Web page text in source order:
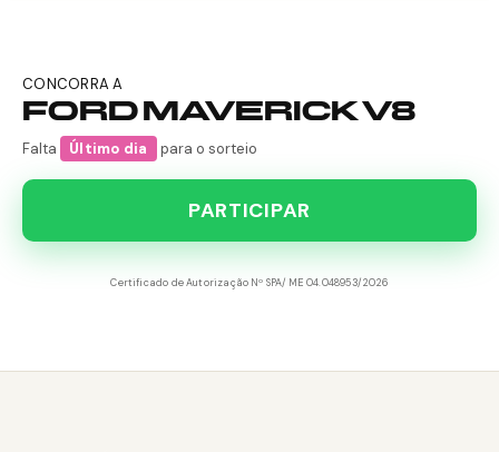
CONCORRA A
FORD MAVERICK V8
Falta Último dia para o sorteio
PARTICIPAR
Certificado de Autorização Nº SPA/ME 04.048953/2026